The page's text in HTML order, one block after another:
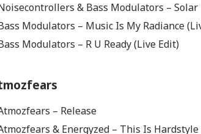
& Bass Modulators – Solar
Modulators – Music Is My Radiance
Modulators – R U Ready (Live Edit)
– Release
& Energyzed – This Is Hardstyle